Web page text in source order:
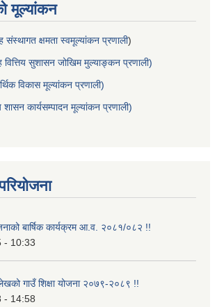
मूल्यांकन
संस्थागत क्षमता स्वमूल्यांकन प्रणाली)
वित्तिय सुशासन जोखिम मुल्याङ्कन प्रणाली)
विकास मूल्यांकन प्रणाली)
शासन कार्यसम्पादन मूल्यांकन प्रणाली)
बार्षिक कार्यक्रम आ.व. २०८१/०८२ !!
- 10:33
गाउँ शिक्षा योजना २०७९-२०८९ !!
- 14:58